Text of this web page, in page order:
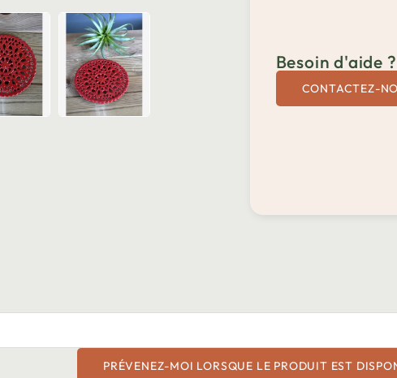
Besoin d'aide ?
CONTACTEZ-
PRÉVENEZ-MOI LORSQUE LE PRODUIT EST